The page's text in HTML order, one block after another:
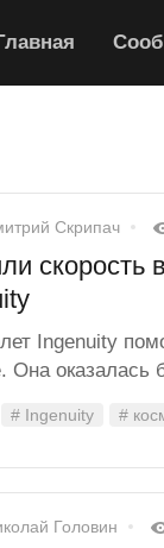
Скрипач
скорость
Ingenuity
Она
# Ingenuity #
Головин